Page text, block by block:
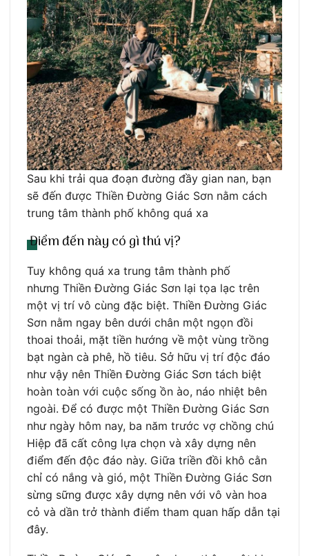
Sau khi trải qua đoạn đường đầy gian nan, bạn
sẽ đến được Thiền Đường Giác Sơn nằm cách
trung tâm thành phố không quá xa
Điểm đến này có gì thú vị?
Tuy không quá xa trung tâm thành phố
nhưng Thiền Đường Giác Sơn lại tọa lạc trên
một vị trí vô cùng đặc biệt. Thiền Đường Giác
Sơn nằm ngay bên dưới chân một ngọn đồi
thoai thoải, mặt tiền hướng về một vùng trồng
bạt ngàn cà phê, hồ tiêu. Sở hữu vị trí độc đáo
như vậy nên Thiền Đường Giác Sơn tách biệt
hoàn toàn với cuộc sống ồn ào, náo nhiệt bên
ngoài. Để có được một Thiền Đường Giác Sơn
như ngày hôm nay, ba năm trước vợ chồng chú
Hiệp đã cất công lựa chọn và xây dựng nên
điểm đến độc đáo này. Giữa triền đồi khô cằn
chỉ có nắng và gió, một Thiền Đường Giác Sơn
sừng sững được xây dựng nên với vô vàn hoa
cỏ và dần trở thành điểm tham quan hấp dẫn tại
đây.